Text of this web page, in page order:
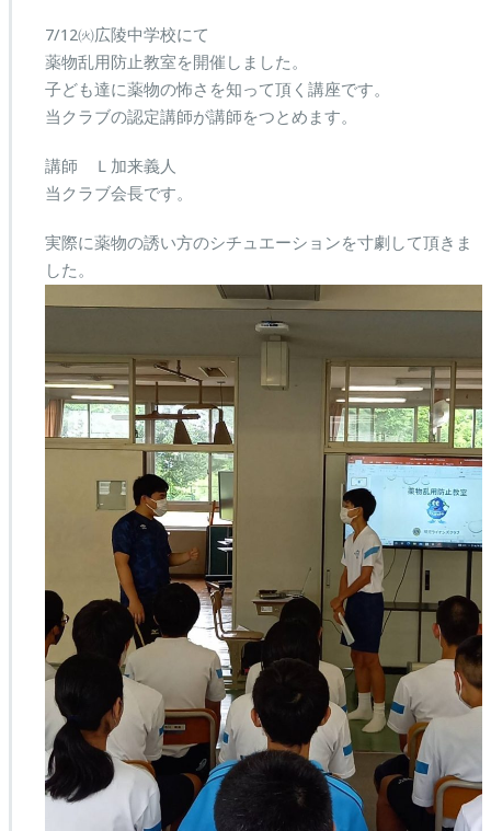
用
防
止
教
7/12㈫広陵中学校にて
薬物乱用防止教室を開催しました。
子ども達に薬物の怖さを知って頂く講座です。
当クラブの認定講師が講師をつとめます。
講師 Ｌ加来義人
当クラブ会長です。
実際に薬物の誘い方のシチュエーションを寸劇して頂きま
した。